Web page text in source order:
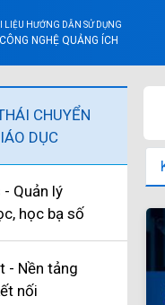
LIỆU HƯỚNG DẪN SỬ DỤNG
NGHỆ QUẢNG ÍCH
CHUYỂN
DỤC
- Quản lý
học bạ số
- Nền tảng
nối